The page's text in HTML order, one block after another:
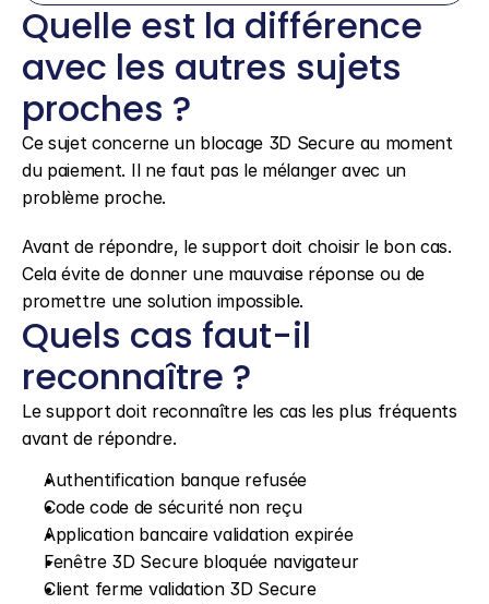
Quelle est la différence
avec les autres sujets
proches ?
Ce sujet concerne un blocage 3D Secure au moment
du paiement. Il ne faut pas le mélanger avec un
problème proche.
Avant de répondre, le support doit choisir le bon cas.
Cela évite de donner une mauvaise réponse ou de
promettre une solution impossible.
Quels cas faut-il
reconnaître ?
Le support doit reconnaître les cas les plus fréquents
avant de répondre.
Authentification banque refusée
Code code de sécurité non reçu
Application bancaire validation expirée
Fenêtre 3D Secure bloquée navigateur
Client ferme validation 3D Secure